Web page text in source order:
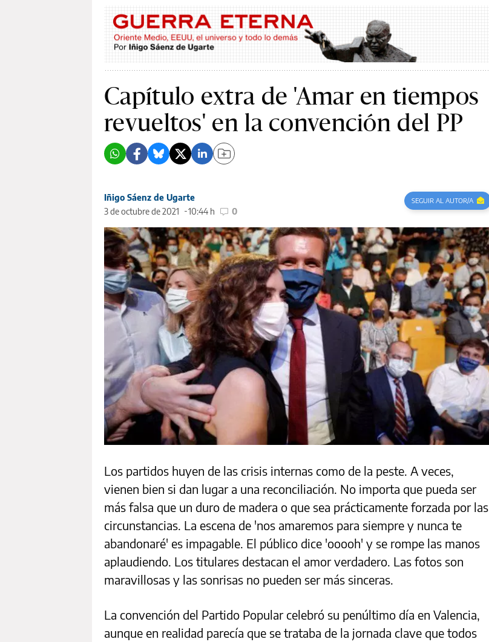
Capítulo extra de 'Amar en tiempos
revueltos' en la convención del PP
Iñigo Sáenz de Ugarte
3 de octubre de 2021
10:44 h 0
SEGUIR AL AUTOR/A
Los partidos huyen de las crisis internas como de la peste. A veces,
vienen bien si dan lugar a una reconciliación. No importa que pueda ser
más falsa que un duro de madera o que sea prácticamente forzada por las
circunstancias. La escena de 'nos amaremos para siempre y nunca te
abandonaré' es impagable. El público dice 'ooooh' y se rompe las manos
aplaudiendo. Los titulares destacan el amor verdadero. Las fotos son
maravillosas y las sonrisas no pueden ser más sinceras.
La convención del Partido Popular celebró su penúltimo día en Valencia,
aunque en realidad parecía que se trataba de la jornada clave que todos